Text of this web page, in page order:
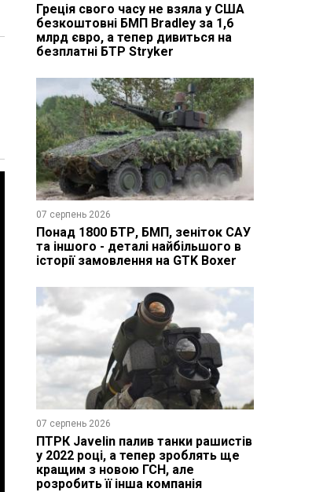
Греція свого часу не взяла у США
безкоштовні БМП Bradley за 1,6
млрд євро, а тепер дивиться на
безплатні БТР Stryker
07 серпень 2026
Понад 1800 БТР, БМП, зеніток САУ
та іншого - деталі найбільшого в
історії замовлення на GTK Boxer
07 серпень 2026
ПТРК Javelin палив танки рашистів
у 2022 році, а тепер зроблять ще
кращим з новою ГСН, але
розробить її інша компанія